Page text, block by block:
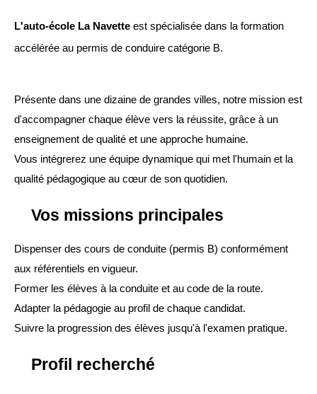
L'auto-école La Navette est spécialisée dans la formation
accélérée au permis de conduire catégorie B.
Présente dans une dizaine de grandes villes, notre mission est
d'accompagner chaque élève vers la réussite, grâce à un
enseignement de qualité et une approche humaine.
Vous intégrerez une équipe dynamique qui met l'humain et la
qualité pédagogique au cœur de son quotidien.
Vos missions principales
Dispenser des cours de conduite (permis B) conformément
aux référentiels en vigueur.
Former les élèves à la conduite et au code de la route.
Adapter la pédagogie au profil de chaque candidat.
Suivre la progression des élèves jusqu'à l'examen pratique.
Profil recherché